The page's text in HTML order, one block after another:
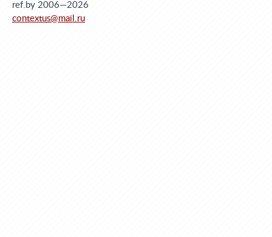
ref.by 2006—2026
contextus@mail.ru